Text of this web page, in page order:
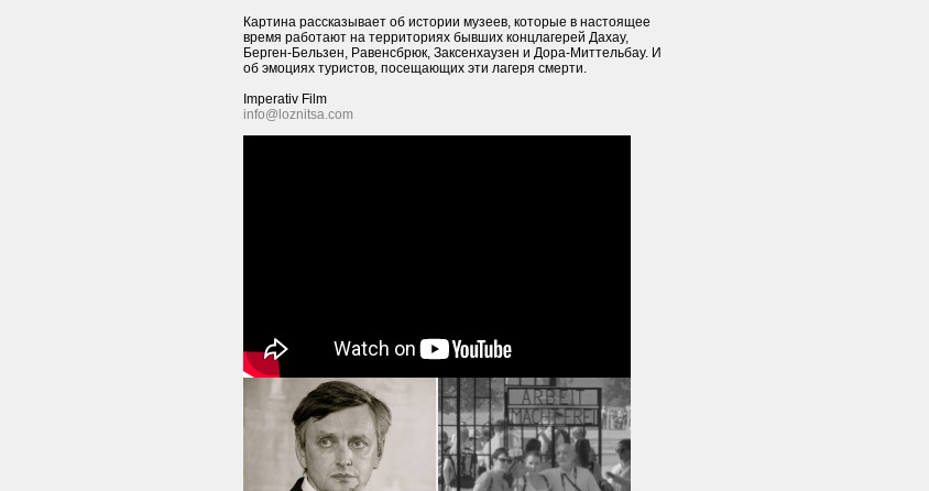
Картина рассказывает об истории музеев, которые в настоящее
время работают на территориях бывших концлагерей Дахау,
Берген-Бельзен, Равенсбрюк, Заксенхаузен и Дора-Миттельбау. И
об эмоциях туристов, посещающих эти лагеря смерти.
Imperativ Film
info@loznitsa.com